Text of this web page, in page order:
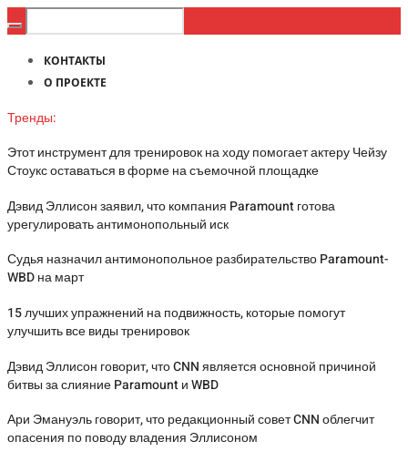
КОНТАКТЫ
О ПРОЕКТЕ
Тренды:
Этот инструмент для тренировок на ходу помогает актеру Чейзу
Стоукс оставаться в форме на съемочной площадке
Дэвид Эллисон заявил, что компания Paramount готова
урегулировать антимонопольный иск
Судья назначил антимонопольное разбирательство Paramount-
WBD на март
15 лучших упражнений на подвижность, которые помогут
улучшить все виды тренировок
Дэвид Эллисон говорит, что CNN является основной причиной
битвы за слияние Paramount и WBD
Ари Эмануэль говорит, что редакционный совет CNN облегчит
опасения по поводу владения Эллисоном